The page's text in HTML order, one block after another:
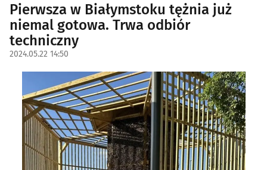
Pierwsza w Białymstoku tężnia już
niemal gotowa. Trwa odbiór
techniczny
2024.05.22 14:50